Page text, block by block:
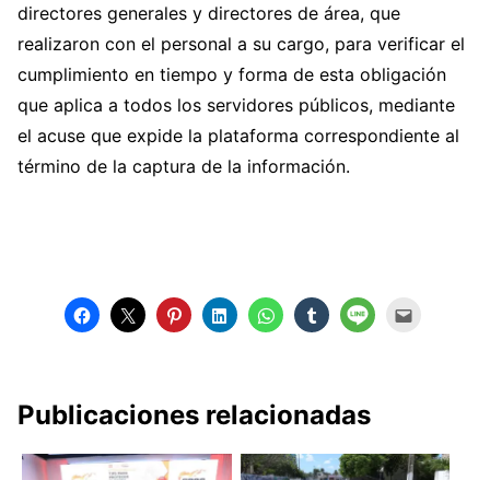
directores generales y directores de área, que
realizaron con el personal a su cargo, para verificar el
cumplimiento en tiempo y forma de esta obligación
que aplica a todos los servidores públicos, mediante
el acuse que expide la plataforma correspondiente al
término de la captura de la información.
Publicaciones relacionadas